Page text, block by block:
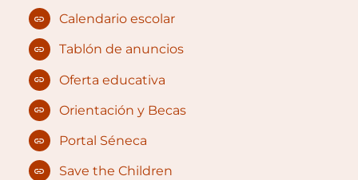
Calendario escolar
Tablón de anuncios
Oferta educativa
Orientación y Becas
Portal Séneca
Save the Children